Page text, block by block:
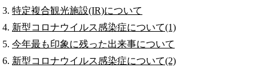
特定複合観光施設(IR)について
新型コロナウイルス感染症について(1)
今年最も印象に残った出来事について
新型コロナウイルス感染症について(2)